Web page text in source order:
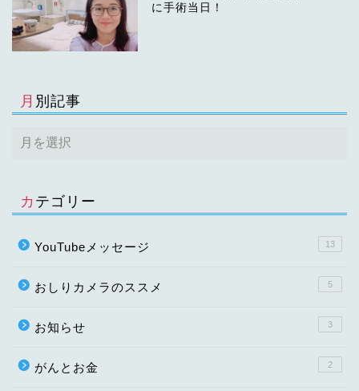
に手術当日！
月別記事
カテゴリー
YouTubeメッセージ 13
おしりカメラのススメ 5
お知らせ 3
がんとお金 2